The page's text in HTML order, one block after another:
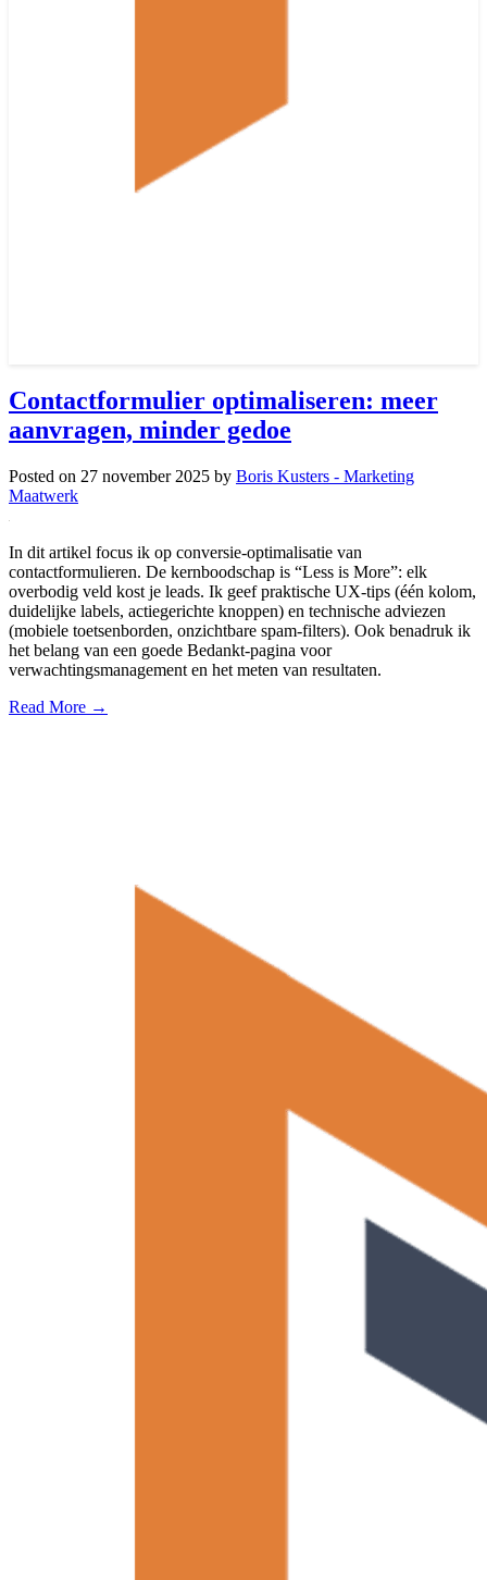
Contactformulier optimaliseren: meer
aanvragen, minder gedoe
Posted on 27 november 2025 by Boris Kusters - Marketing
Maatwerk
In dit artikel focus ik op conversie-optimalisatie van
contactformulieren. De kernboodschap is “Less is More”: elk
overbodig veld kost je leads. Ik geef praktische UX-tips (één kolom,
duidelijke labels, actiegerichte knoppen) en technische adviezen
(mobiele toetsenborden, onzichtbare spam-filters). Ook benadruk ik
het belang van een goede Bedankt-pagina voor
verwachtingsmanagement en het meten van resultaten.
Read More →